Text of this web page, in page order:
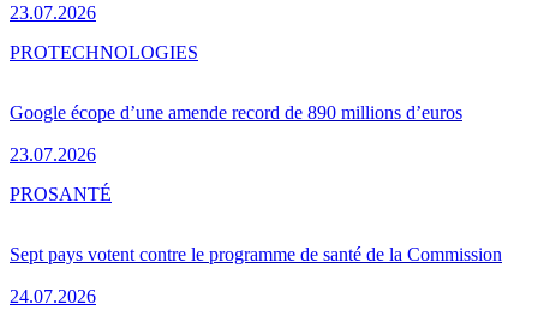
23.07.2026
Google écope d’une amende record de 890 millions d’euros
23.07.2026
PROTECHNOLOGIES
Sept pays votent contre le programme de santé de la Commission
24.07.2026
PROSANTÉ